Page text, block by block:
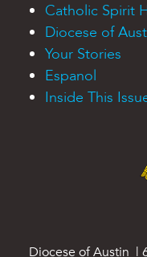
Catholic Spirit
Diocese of
Your Stories
Espanol
Inside This
Diocese of Austin |